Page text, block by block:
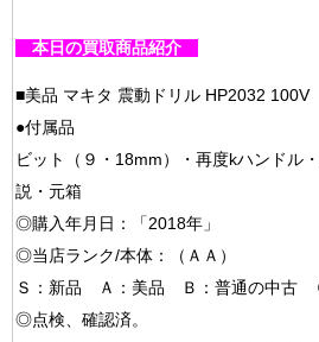
本日の買取商品紹介
■美品 マキタ 震動ドリル HP2032
●付属品
ビット（９・18mm）・再度kハンドル
説・元箱
◎購入年月日：「2018年」
◎当店ランク/本体：（ＡＡ）
Ｓ：新品 Ａ：美品 Ｂ：普通の中古
◎点検、確認済。